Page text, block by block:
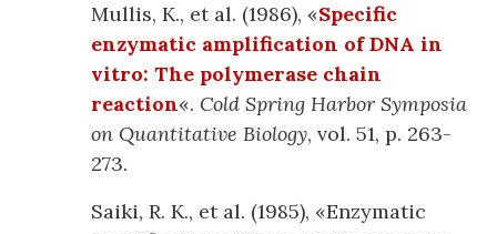
Mullis, K., et al. (1986), «Specific
enzymatic amplification of DNA in
vitro: The polymerase chain
reaction«. Cold Spring Harbor Symposia
on Quantitative Biology, vol. 51, p. 263-
273.
Saiki, R. K., et al. (1985), «Enzymatic